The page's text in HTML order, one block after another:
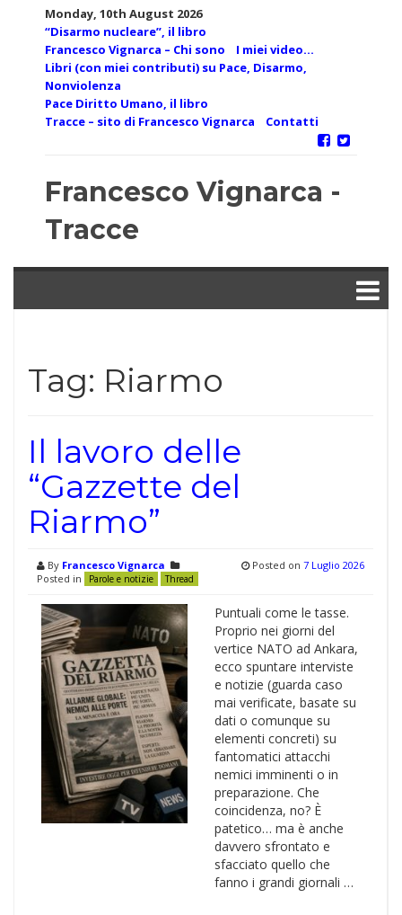
Monday, 10th August 2026
“Disarmo nucleare”, il libro
Francesco Vignarca – Chi sono
I miei video…
Libri (con miei contributi) su Pace, Disarmo,
Nonviolenza
Pace Diritto Umano, il libro
Tracce – sito di Francesco Vignarca
Contatti
Francesco Vignarca -
Tracce
Tag: Riarmo
Il lavoro delle
“Gazzette del
Riarmo”
By Francesco Vignarca
Posted in
Parole e notizie Thread
Posted on 7 Luglio 2026
Puntuali come le tasse.
Proprio nei giorni del
vertice NATO ad Ankara,
ecco spuntare interviste
e notizie (guarda caso
mai verificate, basate su
dati o comunque su
elementi concreti) su
fantomatici attacchi
nemici imminenti o in
preparazione. Che
coincidenza, no? È
patetico… ma è anche
davvero sfrontato e
sfacciato quello che
fanno i grandi giornali …